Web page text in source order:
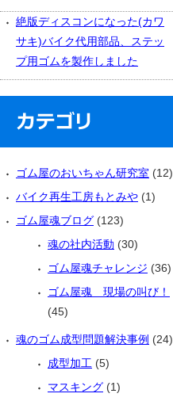
絶版ディスコンになった(カワ
サキ)バイク代用部品、ステッ
プ用ゴムを製作しました
ゴム屋のおいちゃん研究室 (12)
バイク再生工房もとみや (1)
ゴム屋魂ブログ (123)
魂の社内活動 (30)
ゴム屋魂チャレンジ (36)
ゴム屋魂 現場の叫び！
(45)
魂のゴム成型問題解決事例 (24)
成型加工 (5)
マスキング (1)